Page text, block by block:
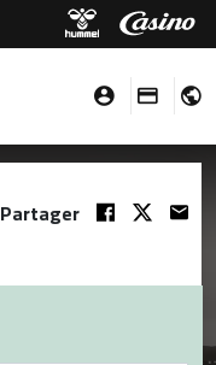
Partager